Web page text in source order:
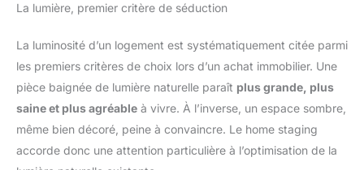
La lumière, premier critère de séduction
La luminosité d’un logement est systématiquement citée parmi
les premiers critères de choix lors d’un achat immobilier. Une
pièce baignée de lumière naturelle paraît plus grande, plus
saine et plus agréable à vivre. À l’inverse, un espace sombre,
même bien décoré, peine à convaincre. Le home staging
accorde donc une attention particulière à l’optimisation de la